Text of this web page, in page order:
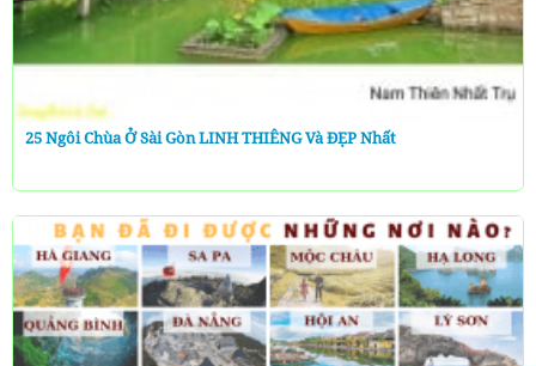
25 Ngôi Chùa Ở Sài Gòn LINH THIÊNG Và ĐẸP Nhất